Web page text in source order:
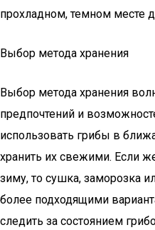
прохладном, темном месте
Выбор метода хранения
Выбор метода хранения
предпочтений и
использовать грибы в
хранить их свежими. Если
зиму, то сушка, заморозка
более подходящими
следить за состоянием